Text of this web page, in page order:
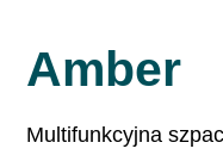
Amber
Multifunkcyjna